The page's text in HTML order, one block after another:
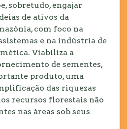
sobretudo, engajar
de ativos da
com foco na
e na indústria de
Viabiliza a
de sementes,
produto, uma
das riquezas
recursos florestais não
nas áreas sob seus